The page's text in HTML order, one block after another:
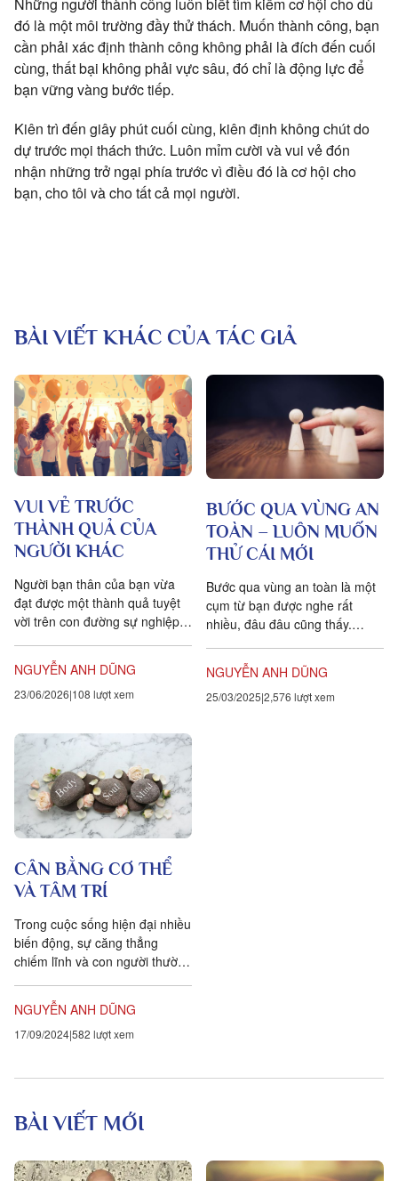
đó là một môi trường đầy thử thách. Muốn thành công, bạn
cần phải xác định thành công không phải là đích đến cuối
cùng, thất bại không phải vực sâu, đó chỉ là động lực để
bạn vững vàng bước tiếp.
Kiên trì đến giây phút cuối cùng, kiên định không chút do
dự trước mọi thách thức. Luôn mỉm cười và vui vẻ đón
nhận những trở ngại phía trước vì điều đó là cơ hội cho
bạn, cho tôi và cho tất cả mọi người.
BÀI VIẾT KHÁC CỦA TÁC GIẢ
VUI VẺ TRƯỚC
THÀNH QUẢ CỦA
NGƯỜI KHÁC
Người bạn thân của bạn vừa
đạt được một thành quả tuyệt
vời trên con đường sự nghiệp
giành được một hợp đồng
làm...
NGUYỄN ANH DŨNG
23/06/2026 108 lượt xem
BƯỚC QUA VÙNG AN
TOÀN – LUÔN MUỐN
THỬ CÁI MỚI
Bước qua vùng an toàn là một
cụm từ bạn được nghe rất
nhiều, đâu đâu cũng thấy.
thực sự không phải ai...
NGUYỄN ANH DŨNG
25/03/2025 2,576 lượt xem
CÂN BẰNG CƠ THỂ
VÀ TÂM TRÍ
Trong cuộc sống hiện đại nhiều
biến động, sự căng thẳng
chiếm lĩnh và con người thường
vọng để thực hiện, cố gắng
cân...
NGUYỄN ANH DŨNG
17/09/2024582 lượt xem
BÀI VIẾT MỚI